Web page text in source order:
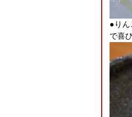
●りん
で喜